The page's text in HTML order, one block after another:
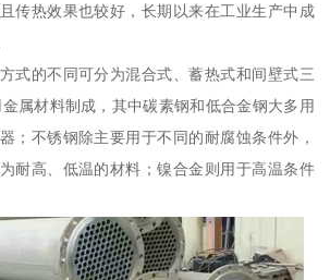
传热效果也较好，长期以来在工业生产中成
式的不同可分为混合式、蓄热式和间壁式三
属材料制成，其中碳素钢和低合金钢大多用
；不锈钢除主要用于不同的耐腐蚀条件外，
耐高、低温的材料；镍合金则用于高温条件